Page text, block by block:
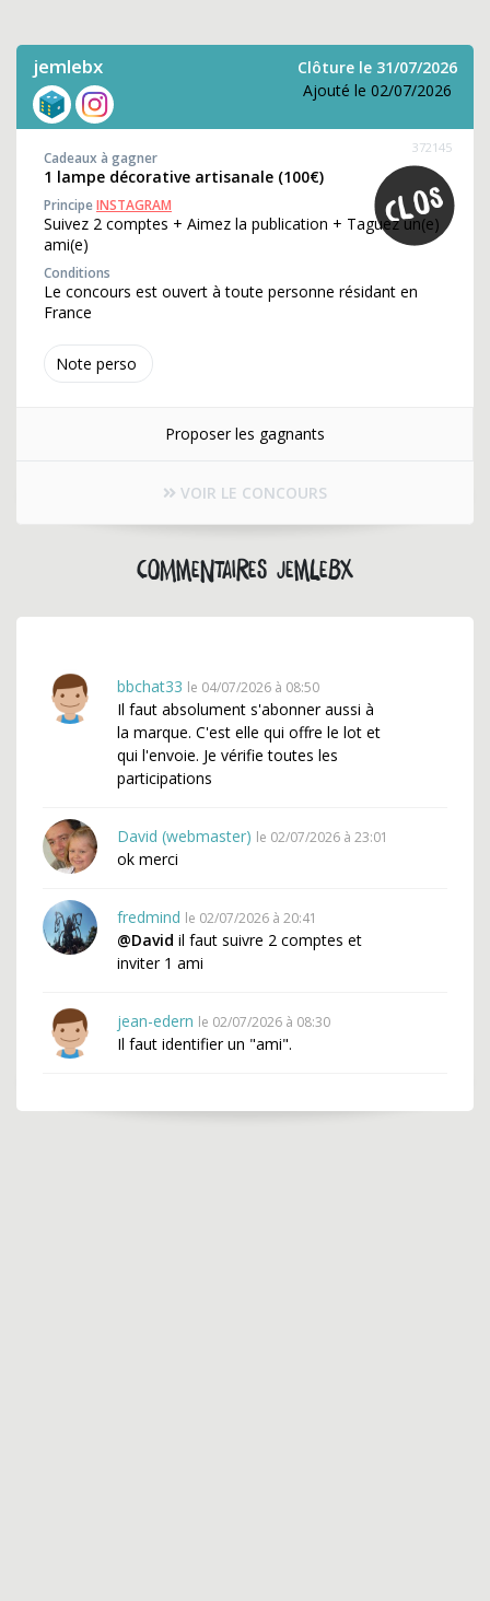
jemlebx
Clôture le 31/07/2026
Ajouté le 02/07/2026
Note perso
372145
Cadeaux à gagner
1 lampe décorative artisanale (100€)
PrincipeINSTAGRAM
Suivez 2 comptes + Aimez la publication + Taguez un(e)
ami(e)
Conditions
Le concours est ouvert à toute personne résidant en
France
Proposer les gagnants
VOIR LE CONCOURS
Commentaires jemlebx
bbchat33 le 04/07/2026 à 08:50
Il faut absolument s'abonner aussi à
la marque. C'est elle qui offre le lot et
qui l'envoie. Je vérifie toutes les
participations
David (webmaster) le 02/07/2026 à 23:01
ok merci
fredmind le 02/07/2026 à 20:41
@David il faut suivre 2 comptes et
inviter 1 ami
jean-edern le 02/07/2026 à 08:30
Il faut identifier un "ami".